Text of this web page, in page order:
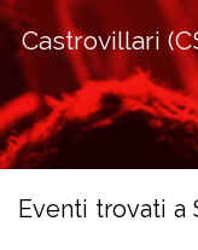
Castrovillari
Eventi trovati a